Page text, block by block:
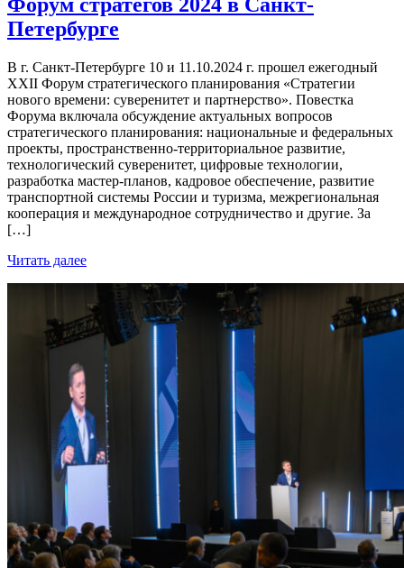
Петербурге
В г. Санкт-Петербурге 10 и 11.10.2024 г. прошел ежегодный
XXII Форум стратегического планирования «Стратегии
нового времени: суверенитет и партнерство». Повестка
Форума включала обсуждение актуальных вопросов
стратегического планирования: национальные и федеральных
проекты, пространственно-территориальное развитие,
технологический суверенитет, цифровые технологии,
разработка мастер-планов, кадровое обеспечение, развитие
транспортной системы России и туризма, межрегиональная
кооперация и международное сотрудничество и другие. За
[…]
Читать далее